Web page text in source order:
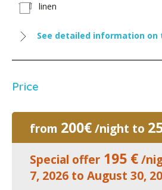
linen
See detailed information
Price
from 200€/night to
Special offer 195 €/
7, 2026 to August 30,